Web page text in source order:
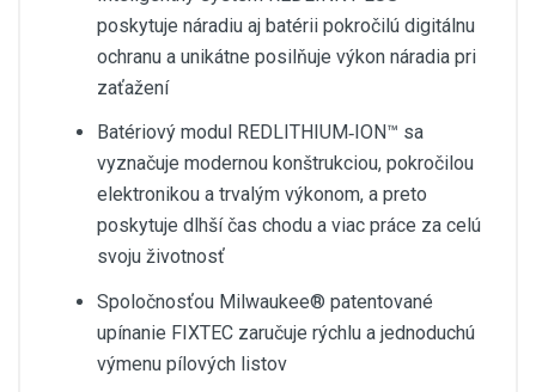
poskytuje náradiu aj batérii pokročilú digitálnu
ochranu a unikátne posilňuje výkon náradia pri
zaťažení
Batériový modul REDLITHIUM‑ION™ sa
vyznačuje modernou konštrukciou, pokročilou
elektronikou a trvalým výkonom, a preto
poskytuje dlhší čas chodu a viac práce za celú
svoju životnosť
Spoločnosťou Milwaukee® patentované
upínanie FIXTEC zaručuje rýchlu a jednoduchú
výmenu pílových listov